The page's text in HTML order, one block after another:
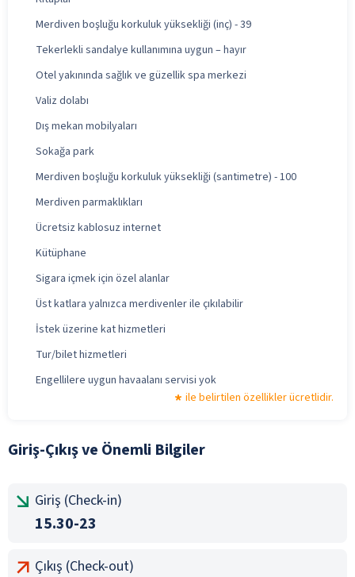
Merdiven boşluğu korkuluk yüksekliği (inç) - 39
Tekerlekli sandalye kullanımına uygun – hayır
Otel yakınında sağlık ve güzellik spa merkezi
Valiz dolabı
Dış mekan mobilyaları
Sokağa park
Merdiven boşluğu korkuluk yüksekliği (santimetre) - 100
Merdiven parmaklıkları
Ücretsiz kablosuz internet
Kütüphane
Sigara içmek için özel alanlar
Üst katlara yalnızca merdivenler ile çıkılabilir
İstek üzerine kat hizmetleri
Tur/bilet hizmetleri
Engellilere uygun havaalanı servisi yok
ile belirtilen özellikler ücretlidir.
Giriş-Çıkış ve Önemli Bilgiler
Giriş (Check-in)
15.30-23
Çıkış (Check-out)